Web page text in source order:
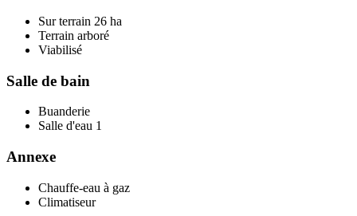
Sur terrain 26 ha
Terrain arboré
Viabilisé
Salle de bain
Buanderie
Salle d'eau 1
Annexe
Chauffe-eau à gaz
Climatiseur